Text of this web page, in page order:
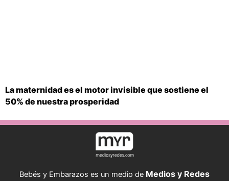
La maternidad es el motor invisible que sostiene el
50% de nuestra prosperidad
Bebés y Embarazos es un medio de Medios y Redes